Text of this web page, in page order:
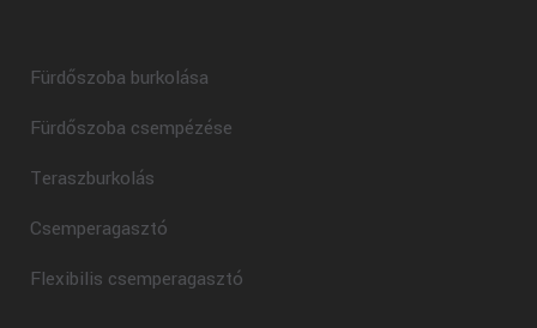
Fürdőszoba burkolása
Fürdőszoba csempézése
Teraszburkolás
Csemperagasztó
Flexibilis csemperagasztó